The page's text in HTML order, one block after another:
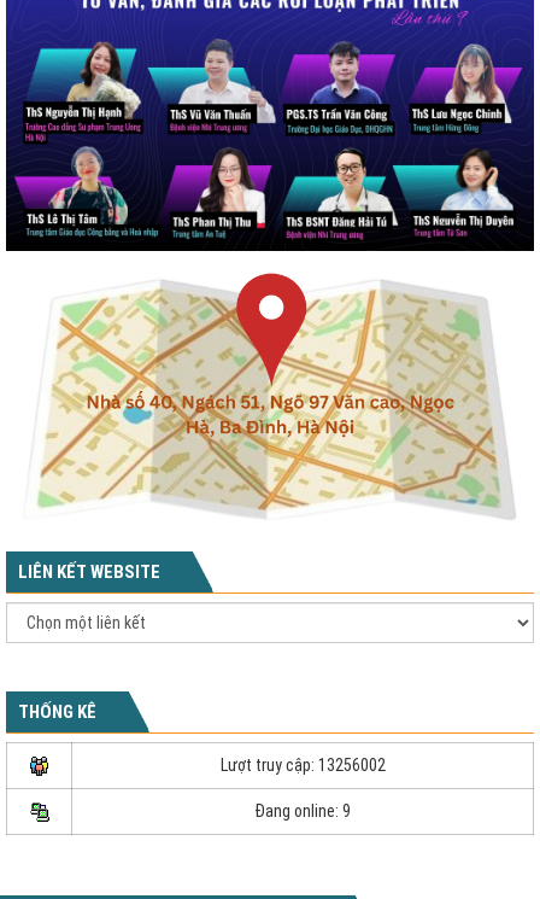
LIÊN KẾT WEBSITE
THỐNG KÊ
Lượt truy cập: 13256002
Đang online: 9